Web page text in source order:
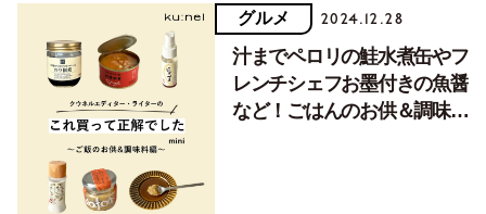
グルメ 2024.12.28
汁までペロリの鮭水煮缶やフ
レンチシェフお墨付きの魚醤
など！ごはんのお供＆調味料